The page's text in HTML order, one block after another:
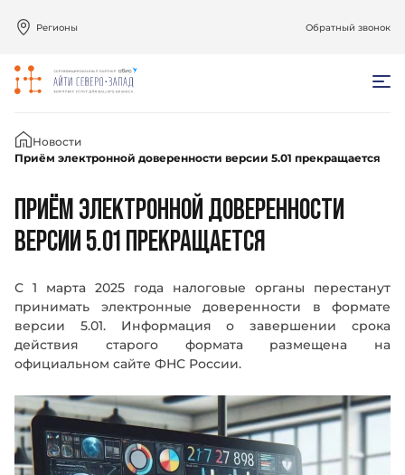
Регионы Обратный звонок
Главная
Новости
Приём электронной доверенности версии 5.01 прекращается
ПРИЁМ ЭЛЕКТРОННОЙ ДОВЕРЕННОСТИ
ВЕРСИИ 5.01 ПРЕКРАЩАЕТСЯ
С 1 марта 2025 года налоговые органы перестанут
принимать электронные доверенности в формате
версии 5.01. Информация о завершении срока
действия старого формата размещена на
официальном сайте ФНС России.